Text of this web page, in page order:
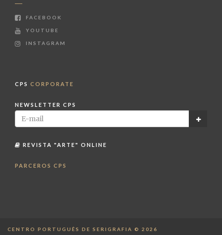
FACEBOOK
YOUTUBE
INSTAGRAM
CPS CORPORATE
NEWSLETTER CPS
REVISTA "ARTE" ONLINE
PARCEROS CPS
CENTRO PORTUGUÊS DE SERIGRAFIA © 2026